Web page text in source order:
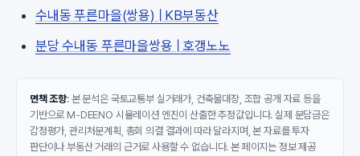
수내동 푸른마을(쌍용) | KB부동산
분당 수내동 푸른마을쌍용 | 호갱노노
면책 조항: 본 분석은 국토교통부 실거래가, 건축물대장, 조합 공개 자료 등을
기반으로 M-DEENO 시뮬레이션 엔진이 산출한 추정값입니다. 실제 분담금은
감정평가, 관리처분계획, 총회 의결 결과에 따라 달라지며, 본 자료를 투자
판단이나 부동산 거래의 근거로 사용할 수 없습니다. 본 페이지는 정보 제공